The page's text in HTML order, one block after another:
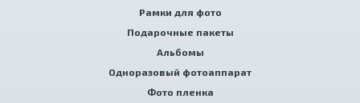
Рамки для фото
Подарочные пакеты
Альбомы
Одноразовый фотоаппарат
Фото пленка